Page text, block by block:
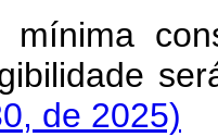
de 2025)